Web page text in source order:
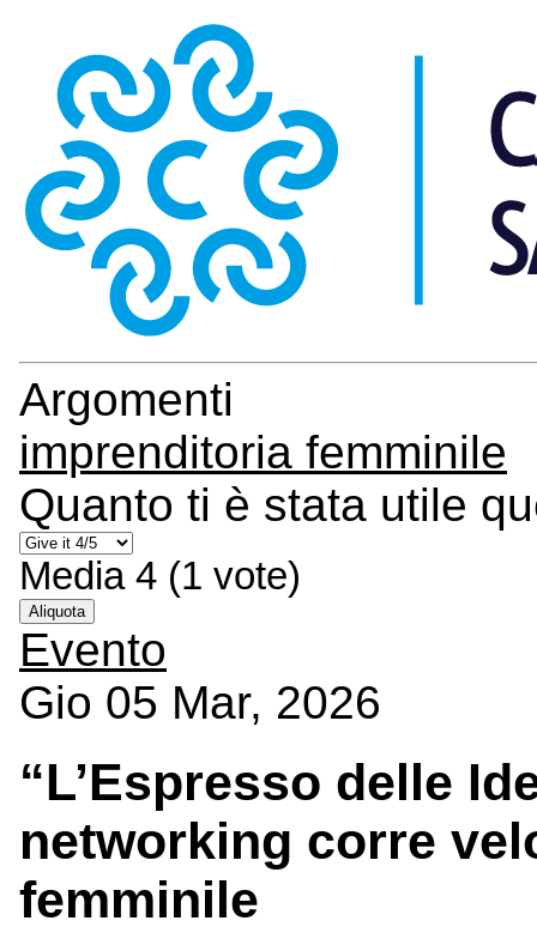
Argomenti
imprenditoria femminile
Quanto ti è stata utile
Media 4 (1 vote)
Aliquota
Evento
Gio 05 Mar, 2026
“L’Espresso delle
networking corre
femminile